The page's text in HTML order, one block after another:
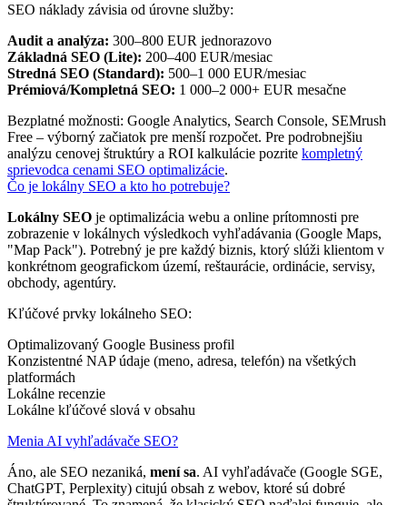
SEO náklady závisia od úrovne služby:
Audit a analýza: 300–800 EUR jednorazovo
Základná SEO (Lite): 200–400 EUR/mesiac
Stredná SEO (Standard): 500–1 000 EUR/mesiac
Prémiová/Kompletná SEO: 1 000–2 000+ EUR mesačne
Bezplatné možnosti: Google Analytics, Search Console, SEMrush
Free – výborný začiatok pre menší rozpočet. Pre podrobnejšiu
analýzu cenovej štruktúry a ROI kalkulácie pozrite kompletný
sprievodca cenami SEO optimalizácie.
Čo je lokálny SEO a kto ho potrebuje?
Lokálny SEO je optimalizácia webu a online prítomnosti pre
zobrazenie v lokálnych výsledkoch vyhľadávania (Google Maps,
"Map Pack"). Potrebný je pre každý biznis, ktorý slúži klientom v
konkrétnom geografickom území, reštaurácie, ordinácie, servisy,
obchody, agentúry.
Kľúčové prvky lokálneho SEO:
Optimalizovaný Google Business profil
Konzistentné NAP údaje (meno, adresa, telefón) na všetkých
platformách
Lokálne recenzie
Lokálne kľúčové slová v obsahu
Menia AI vyhľadávače SEO?
Áno, ale SEO nezaniká, mení sa. AI vyhľadávače (Google SGE,
ChatGPT, Perplexity) citujú obsah z webov, ktoré sú dobré